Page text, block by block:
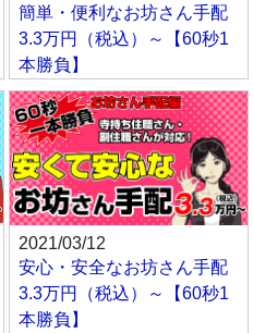
簡単・便利なお坊さん手配
3.3万円（税込）～【60秒1
本勝負】
2021/03/12
安心・安全なお坊さん手配
3.3万円（税込）～【60秒1
本勝負】